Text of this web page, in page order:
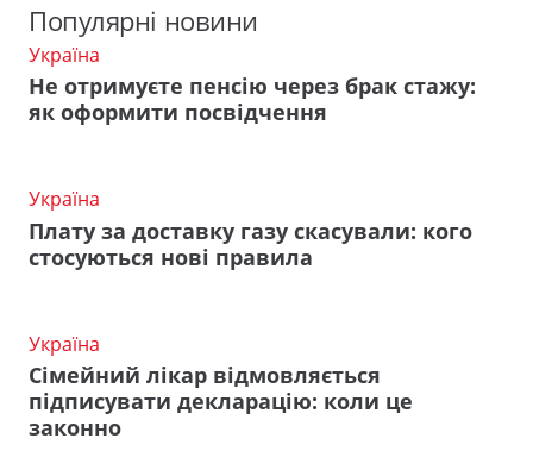
Популярні новини
Україна
Не отримуєте пенсію через брак стажу:
як оформити посвідчення
Україна
Плату за доставку газу скасували: кого
стосуються нові правила
Україна
Сімейний лікар відмовляється
підписувати декларацію: коли це
законно